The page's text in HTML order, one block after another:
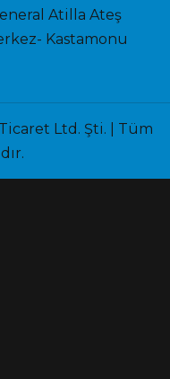
Atilla Ateş
Kastamonu
Ltd. Şti. | Tüm